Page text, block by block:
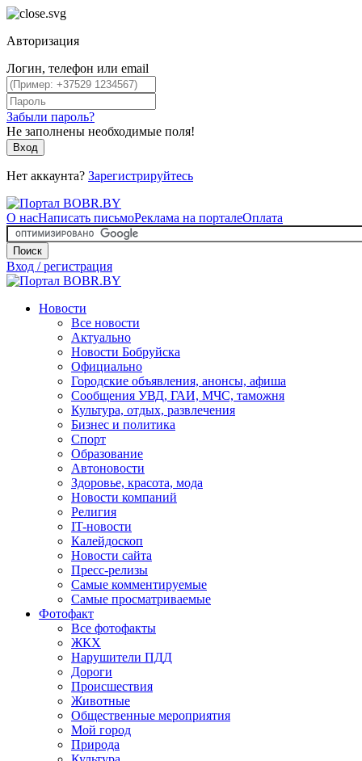
Авторизация
Логин, телефон или email
Забыли пароль?
Не заполнены необходимые поля!
Вход
Нет аккаунта? Зарегистрируйтесь
О насНаписать письмоРеклама на порталеОплата
Поиск
Вход / регистрация
Новости
Все новости
Актуально
Новости Бобруйска
Официально
Городские объявления, анонсы, афиша
Сообщения УВД, ГАИ, МЧС, таможня
Культура, отдых, развлечения
Бизнес и политика
Спорт
Образование
Автоновости
Здоровье, красота, мода
Новости компаний
Религия
IT-новости
Калейдоскоп
Новости сайта
Пресс-релизы
Самые комментируемые
Самые просматриваемые
Фотофакт
Все фотофакты
ЖКХ
Нарушители ПДД
Дороги
Происшествия
Животные
Общественные мероприятия
Мой город
Природа